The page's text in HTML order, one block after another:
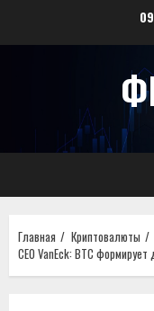
Главная
Криптовалюты
CEO VanEck: BTC